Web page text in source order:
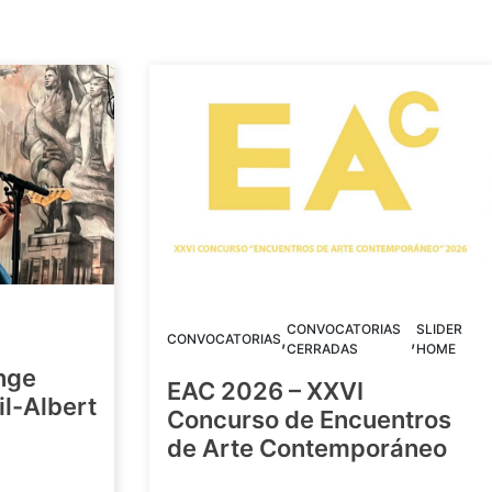
Albert
CONVOCATORIAS,CONVOCATORIAS
CERRADAS
,SLIDER
HOME
EAC 2026 – XXVI
Concurso de Encuentros
de Arte Contemporáneo